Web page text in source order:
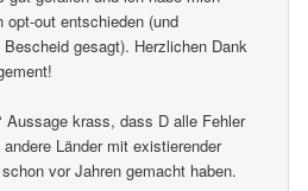
opt-out entschieden (und
gesagt). Herzlichen Dank
Aussage krass, dass D alle Fehler
Länder mit existierender
vor Jahren gemacht haben.